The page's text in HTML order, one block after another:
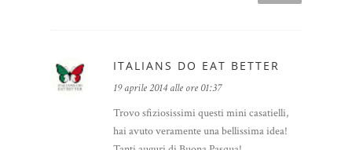
ITALIANS DO EAT BETTER
19 aprile 2014 alle ore 01:37
Trovo sfiziosissimi questi mini casatielli,
hai avuto veramente una bellissima idea!